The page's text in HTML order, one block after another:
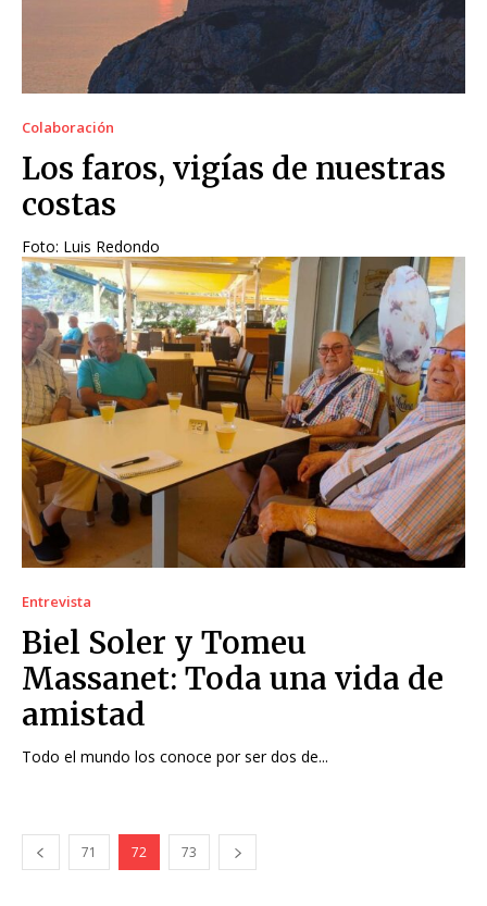
Colaboración
Los faros, vigías de nuestras
costas
Foto: Luis Redondo
Entrevista
Biel Soler y Tomeu
Massanet: Toda una vida de
amistad
Todo el mundo los conoce por ser dos de...
71 72 73